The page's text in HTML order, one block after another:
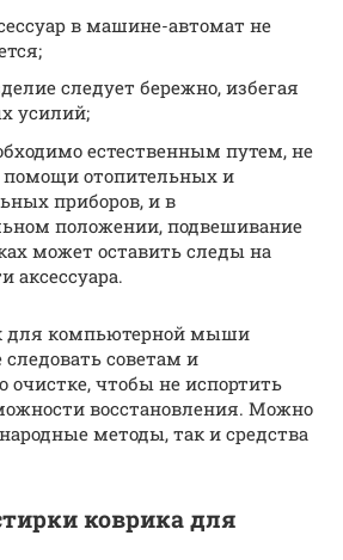
в машине-автомат не
следует бережно, избегая
усилий;
естественным путем, не
помощи отопительных и
приборов, и в
положении, подвешивание
может оставить следы на
аксессуара.
для компьютерной мыши
советам и
чтобы не испортить
восстановления. Можно
методы, так и средства
коврика для